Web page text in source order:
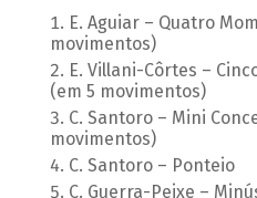
E. Aguiar – Quatro
movimentos)
E. Villani-Côrtes –
(em 5 movimentos)
C. Santoro – Mini
movimentos)
C. Santoro – Ponteio
C. Guerra-Peixe –